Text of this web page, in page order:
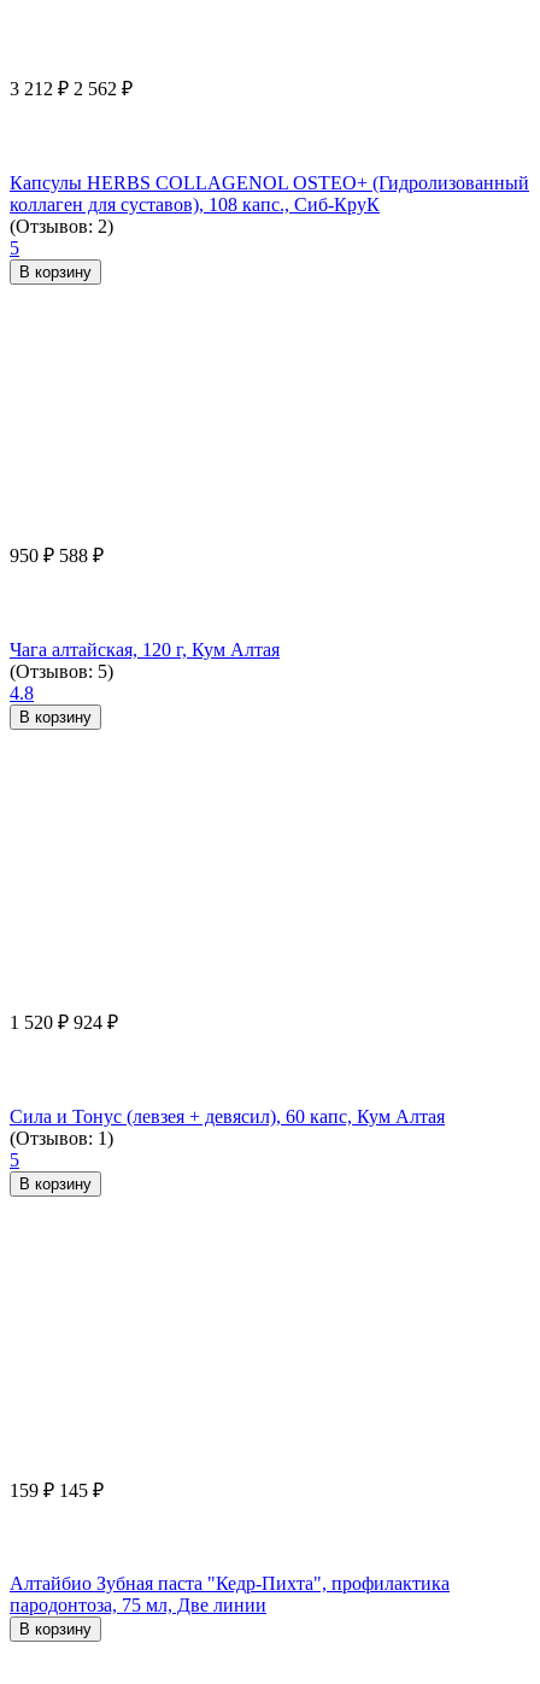
3 212 ₽ 2 562 ₽
Капсулы HERBS COLLAGENOL OSTEO+ (Гидролизованный
коллаген для суставов), 108 капс., Сиб-КруК
(Отзывов: 2)
5
В корзину
950 ₽ 588 ₽
Чага алтайская, 120 г, Кум Алтая
(Отзывов: 5)
4.8
В корзину
1 520 ₽ 924 ₽
Сила и Тонус (левзея + девясил), 60 капс, Кум Алтая
(Отзывов: 1)
5
В корзину
159 ₽ 145 ₽
Алтайбио Зубная паста "Кедр-Пихта", профилактика
пародонтоза, 75 мл, Две линии
В корзину